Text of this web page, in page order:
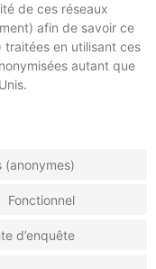
de ces réseaux
afin de savoir ce
traitées en utilisant ces
autant que
(anonymes)
Fonctionnel
d’enquête